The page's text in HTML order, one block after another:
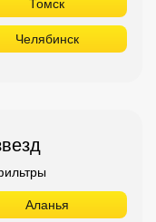
Томск
Челябинск
Аланья